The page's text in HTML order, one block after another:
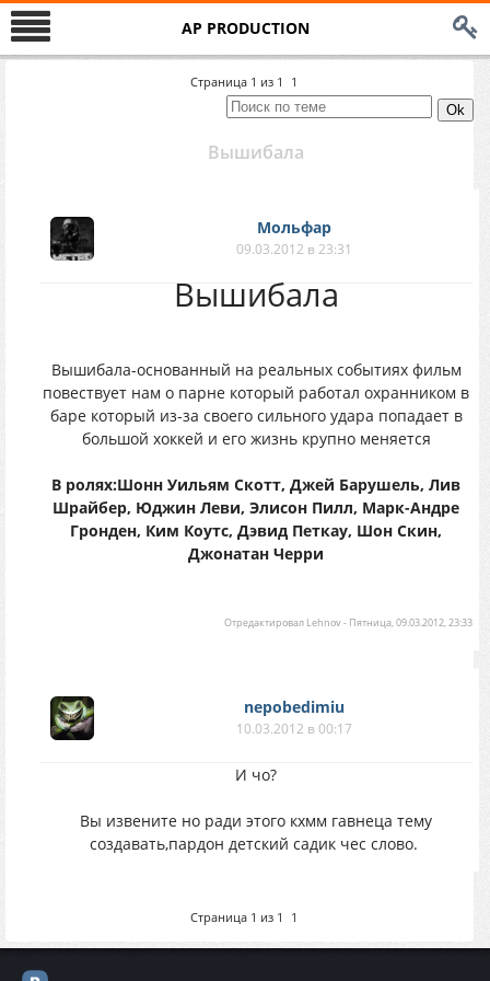
AP PRODUCTION
Страница 1 из 1 1
Вышибала
Мольфар
09.03.2012 в 23:31
Вышибала
Вышибала-основанный на реальных событиях фильм
повествует нам о парне который работал охранником в
баре который из-за своего сильного удара попадает в
большой хоккей и его жизнь крупно меняется
В ролях:Шонн Уильям Скотт, Джей Барушель, Лив
Шрайбер, Юджин Леви, Элисон Пилл, Марк-Андре
Гронден, Ким Коутс, Дэвид Петкау, Шон Скин,
Джонатан Черри
Отредактировал Lehnov- Пятница, 09.03.2012, 23:33
nepobedimiu
10.03.2012 в 00:17
И чо?
Вы извените но ради этого кхмм гавнеца тему
создавать,пардон детский садик чес слово.
Страница 1 из 1 1